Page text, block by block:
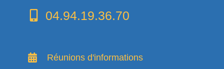
04.94.19.36.70
Réunions d'informations